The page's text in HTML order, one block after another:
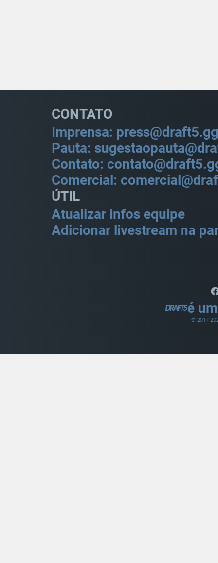
CONTATO
Imprensa: press@draft5.gg
Pauta:
Contato:
Comercial:
ÚTIL
Atualizar infos equipe
Adicionar livestream na
é
© 2017-